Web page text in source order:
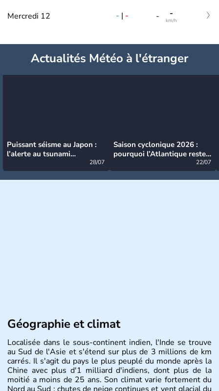
Mercredi 12 - | - - -
km/h
Actualités Météo à l'étranger
Puissant séisme au Japon :
l’alerte au tsunami
28/07
Saison cyclonique 2026 :
pourquoi l’Atlantique reste
22/07
Géographie et climat
Localisée dans le sous-continent indien, l'Inde se trouve
au Sud de l'Asie et s'étend sur plus de 3 millions de km
carrés. Il s'agit du pays le plus peuplé du monde après la
Chine avec plus d'1 milliard d'indiens, dont plus de la
moitié a moins de 25 ans. Son climat varie fortement du
Nord au Sud : chutes de neige continues et vent glacial du